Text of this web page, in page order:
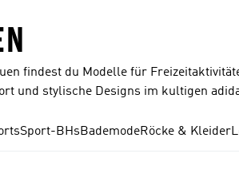
findest du Modelle für
und stylische Designs im kultigen
Sport-BHsBademodeRöcke & Kleider